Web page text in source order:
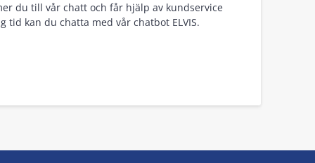
du till vår chatt och får hjälp av kundservice
tid kan du chatta med vår chatbot ELVIS.